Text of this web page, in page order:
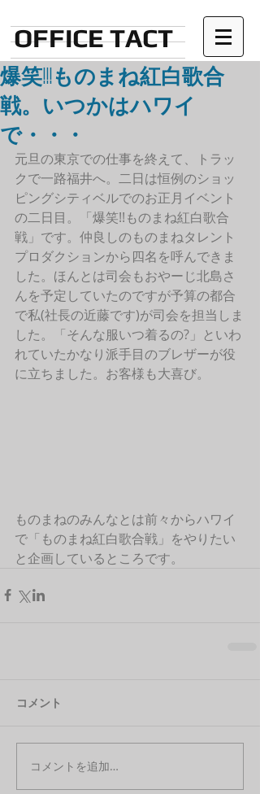
OFFICE TACT
爆笑!!!ものまね紅白歌合
戦。いつかはハワイ
で・・・
元旦の東京での仕事を終えて、トラッ
クで一路福井へ。二日は恒例のショッ
ピングシティベルでのお正月イベント
の二日目。「爆笑!!ものまね紅白歌合
戦」です。仲良しのものまねタレント
プロダクションから四名を呼んできま
した。ほんとは司会もおやーじ北島さ
んを予定していたのですが予算の都合
で私(社長の近藤です)が司会を担当しま
した。「そんな服いつ着るの?」といわ
れていたかなり派手目のブレザーが役
に立ちました。お客様も大喜び。
ものまねのみんなとは前々からハワイ
で「ものまね紅白歌合戦」をやりたい
と企画しているところです。
コメント
コメントを追加…